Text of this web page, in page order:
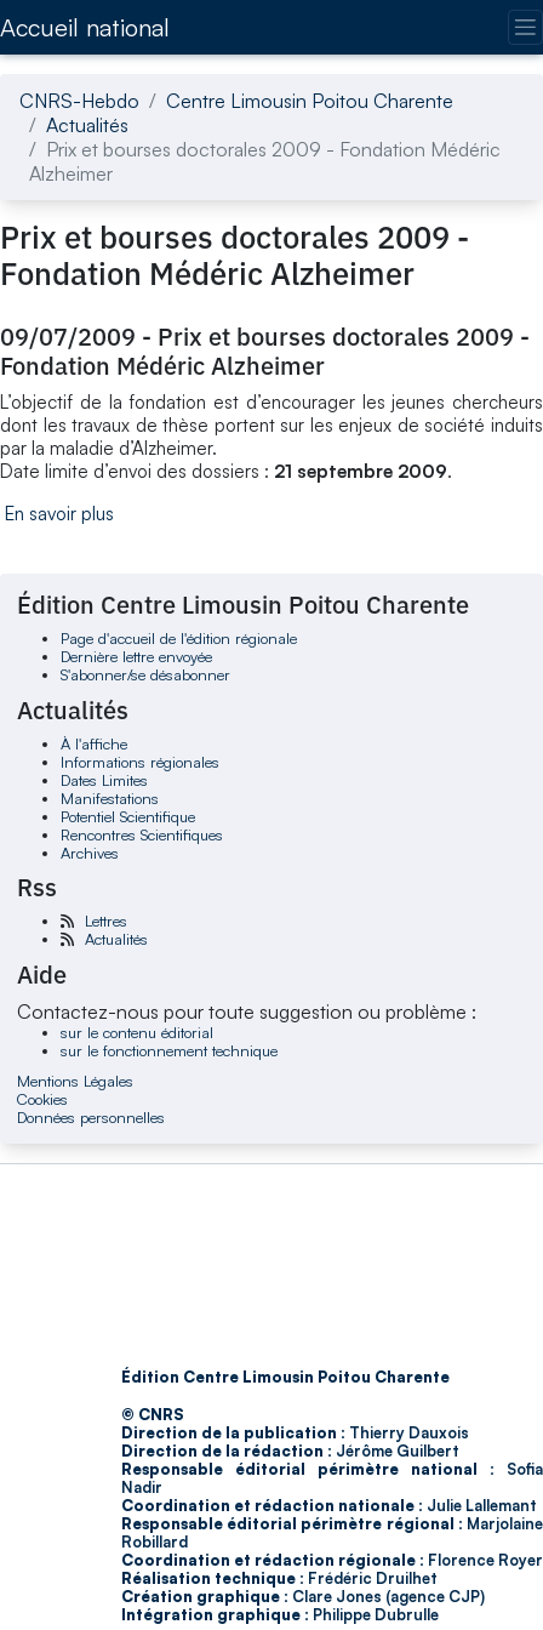
Accueil national
CNRS-Hebdo
Centre Limousin Poitou Charente
Actualités
Prix et bourses doctorales 2009 - Fondation Médéric
Alzheimer
Prix et bourses doctorales 2009 -
Fondation Médéric Alzheimer
09/07/2009 - Prix et bourses doctorales 2009 -
Fondation Médéric Alzheimer
L’objectif de la fondation est d’encourager les jeunes chercheurs
dont les travaux de thèse portent sur les enjeux de société induits
par la maladie d’Alzheimer.
Date limite d’envoi des dossiers : 21 septembre 2009.
En savoir plus
Édition Centre Limousin Poitou Charente
Page d'accueil de l'édition régionale
Dernière lettre envoyée
S'abonner/se désabonner
Actualités
À l'affiche
Informations régionales
Dates Limites
Manifestations
Potentiel Scientifique
Rencontres Scientifiques
Archives
Rss
Lettres
Actualités
Aide
Contactez-nous pour toute suggestion ou problème :
sur le contenu éditorial
sur le fonctionnement technique
Mentions Légales
Cookies
Données personnelles
Édition Centre Limousin Poitou Charente
© CNRS
Direction de la publication : Thierry Dauxois
Direction de la rédaction : Jérôme Guilbert
Responsable éditorial périmètre national : Sofia
Nadir
Coordination et rédaction nationale : Julie Lallemant
Responsable éditorial périmètre régional : Marjolaine
Robillard
Coordination et rédaction régionale : Florence Royer
Réalisation technique : Frédéric Druilhet
Création graphique : Clare Jones (agence CJP)
Intégration graphique : Philippe Dubrulle